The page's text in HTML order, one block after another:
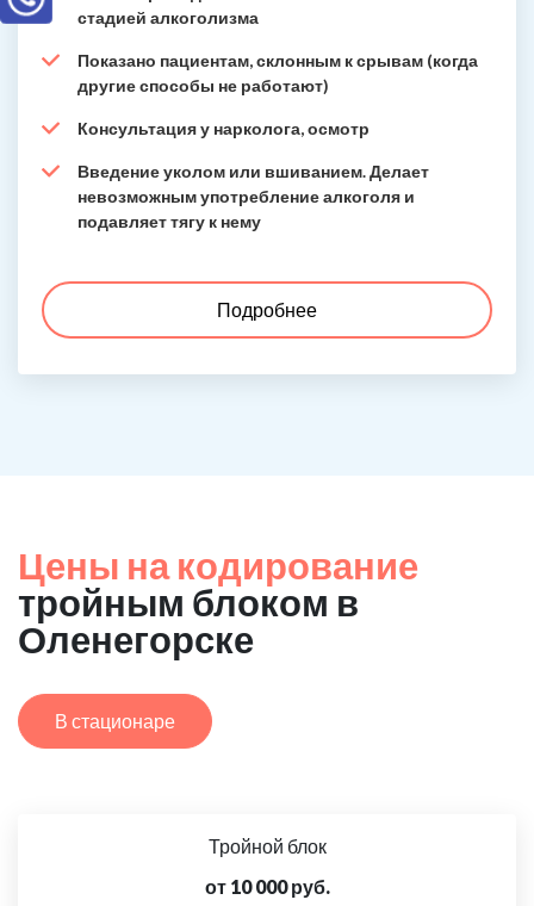
стадией алкоголизма
Показано пациентам, склонным к срывам (когда
другие способы не работают)
Консультация у нарколога, осмотр
Введение уколом или вшиванием. Делает
невозможным употребление алкоголя и
подавляет тягу к нему
Подробнее
Цены на кодирование
тройным блоком в
Оленегорске
В стационаре
Тройной блок
от 10 000 руб.